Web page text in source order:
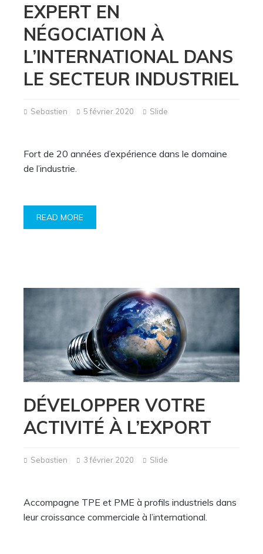
EXPERT EN
NÉGOCIATION À
L’INTERNATIONAL DANS
LE SECTEUR INDUSTRIEL
Sebastien 5 février 2020 Slide
Fort de 20 années d’expérience dans le domaine
de l’industrie.
READ MORE
DÉVELOPPER VOTRE
ACTIVITÉ À L’EXPORT
Sebastien 3 février 2020 Slide
Accompagne TPE et PME à profils industriels dans
leur croissance commerciale à l’international.